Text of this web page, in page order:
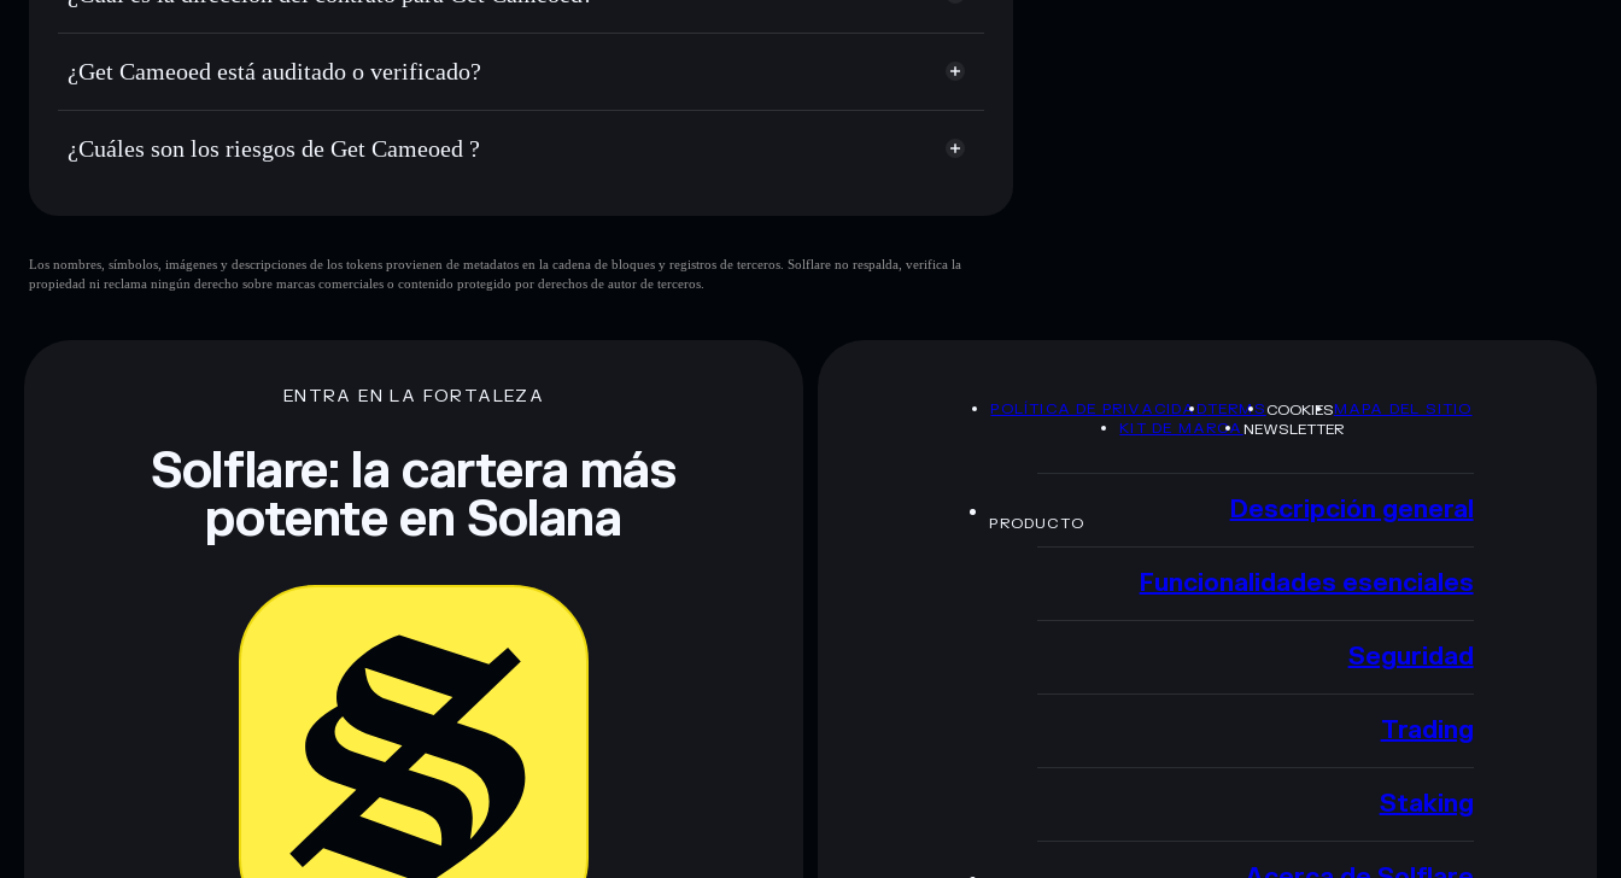
Holdear de forma segura: almacenar CAMEOED en una cartera sin custodia donde tú controla tus claves privadas
Get Cameoed
4kA3tLmXnuJWj9Y4xwyRvCG7W4SAbbToan2kxJM5pump
Solflare
¿Get Cameoed está auditado o verificado?
Get Cameoed no está verificado actualmente
¿Cuáles son los riesgos de Get Cameoed ?
carteras
Get Cameoed
sola cartera
Los nombres, símbolos, imágenes y descripciones de los tokens provienen de metadatos en la cadena de bloques y registros de terceros. Solflare no respalda, verifica la
propiedad ni reclama ningún derecho sobre marcas comerciales o contenido protegido por derechos de autor de terceros.
ENTRA EN LA FORTALEZA
Solflare: la cartera más
potente en Solana
POLÍTICA DE PRIVACIDADTERMSCOOKIESMAPA DEL SITIO
KIT DE MARCANEWSLETTER
PRODUCTO Descripción general
Funcionalidades esenciales
Seguridad
Trading
Staking